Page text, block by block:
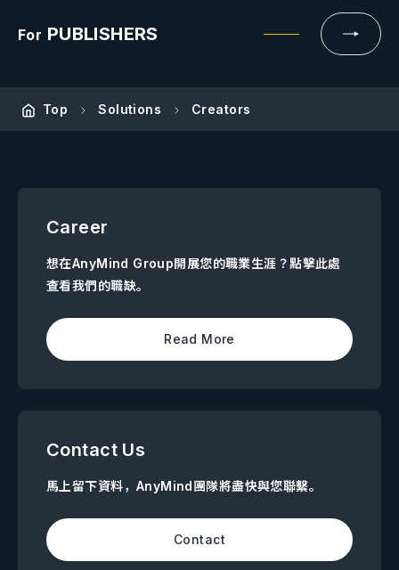
For PUBLISHERS
Top Solutions Creators
Career
想在AnyMind Group開展您的職業生涯？點擊此處
查看我們的職缺。
Read More
Contact Us
馬上留下資料，AnyMind團隊將盡快與您聯繫。
Contact